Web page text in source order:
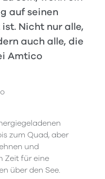
auf seinen
Nicht nur alle,
auch alle, die
Amtico
zum Quad, aber
und
Zeit für eine
über den See.